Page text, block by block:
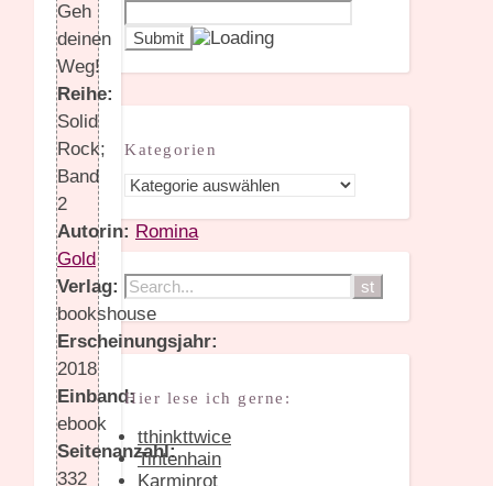
Geh
deinen
Weg!
Reihe:
Solid
Rock;
Band
2
Autorin: Romina
Gold
Verlag:
bookshouse
Erscheinungsjahr:
2018
Einband:
ebook
Seitenanzahl:
332
Kategorien
Kategorien
Hier lese ich gerne:
tthinkttwice
Tintenhain
Karminrot